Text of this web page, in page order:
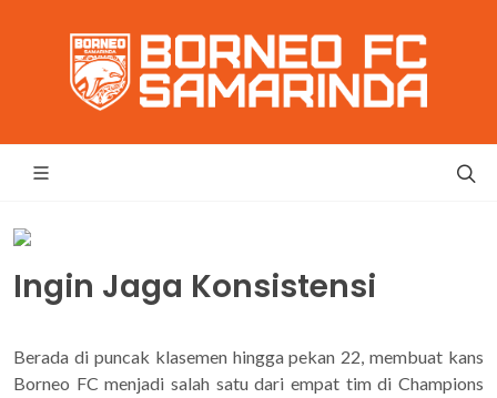
Ingin Jaga Konsistensi
Berada di puncak klasemen hingga pekan 22, membuat kans
Borneo FC menjadi salah satu dari empat tim di Champions